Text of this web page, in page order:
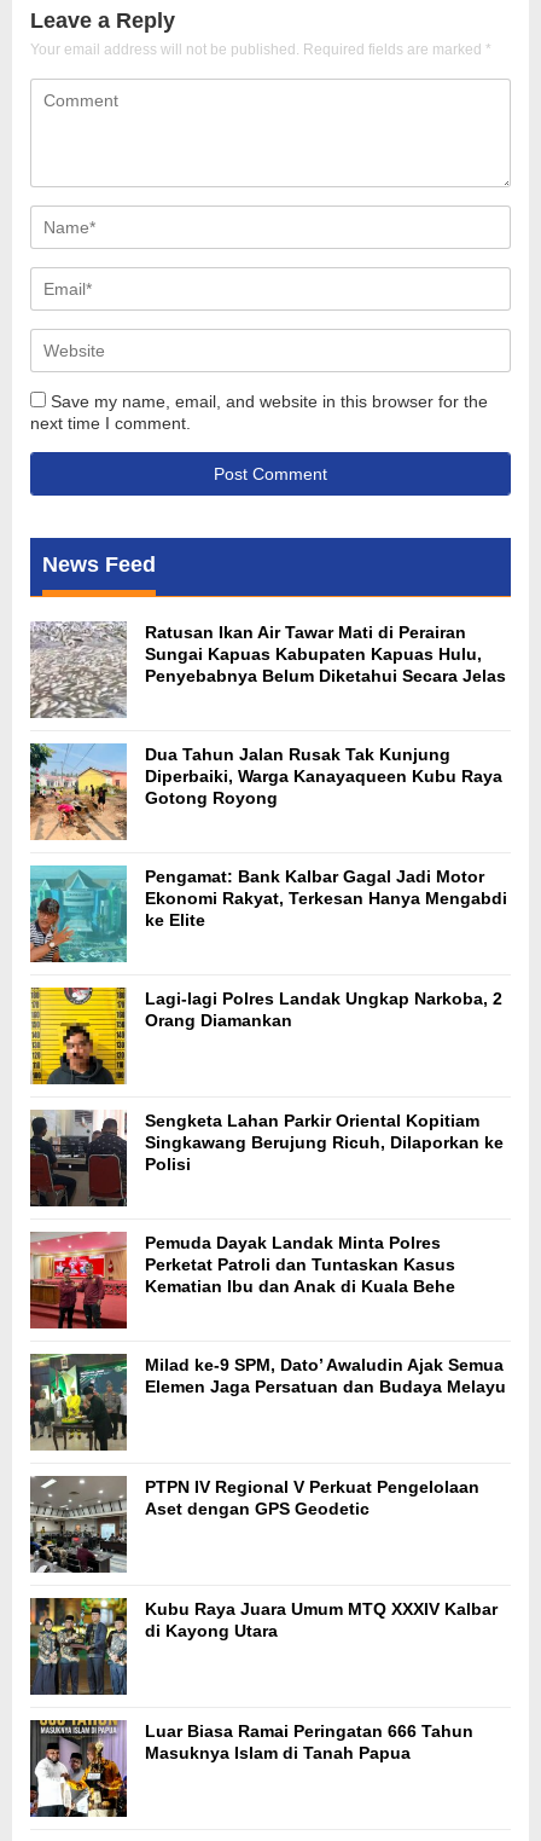
Leave a Reply
Your email address will not be published. Required fields are marked *
Save my name, email, and website in this browser for the
next time I comment.
News Feed
Ratusan Ikan Air Tawar Mati di Perairan
Sungai Kapuas Kabupaten Kapuas Hulu,
Penyebabnya Belum Diketahui Secara Jelas
Dua Tahun Jalan Rusak Tak Kunjung
Diperbaiki, Warga Kanayaqueen Kubu Raya
Gotong Royong
Pengamat: Bank Kalbar Gagal Jadi Motor
Ekonomi Rakyat, Terkesan Hanya Mengabdi
ke Elite
Lagi-lagi Polres Landak Ungkap Narkoba, 2
Orang Diamankan
Sengketa Lahan Parkir Oriental Kopitiam
Singkawang Berujung Ricuh, Dilaporkan ke
Polisi
Pemuda Dayak Landak Minta Polres
Perketat Patroli dan Tuntaskan Kasus
Kematian Ibu dan Anak di Kuala Behe
Milad ke-9 SPM, Dato’ Awaludin Ajak Semua
Elemen Jaga Persatuan dan Budaya Melayu
PTPN IV Regional V Perkuat Pengelolaan
Aset dengan GPS Geodetic
Kubu Raya Juara Umum MTQ XXXIV Kalbar
di Kayong Utara
Luar Biasa Ramai Peringatan 666 Tahun
Masuknya Islam di Tanah Papua